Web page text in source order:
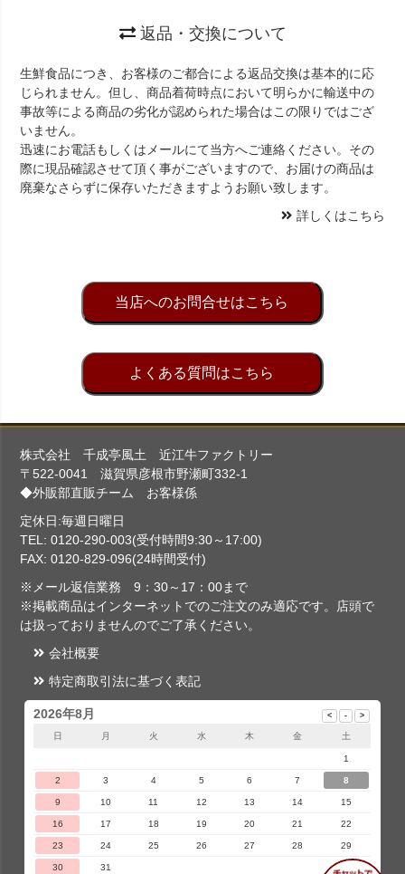
返品・交換について
生鮮食品につき、お客様のご都合による返品交換は基本的に応
じられません。但し、商品着荷時点において明らかに輸送中の
事故等による商品の劣化が認められた場合はこの限りではござ
いません。
迅速にお電話もしくはメールにて当方へご連絡ください。その
際に現品確認させて頂く事がございますので、お届けの商品は
廃棄なさらずに保存いただきますようお願い致します。
詳しくはこちら
当店へのお問合せはこちら
よくある質問はこちら
株式会社 千成亭風土 近江牛ファクトリー
〒522-0041 滋賀県彦根市野瀬町332-1
◆外販部直販チーム お客様係
定休日:毎週日曜日
TEL: 0120-290-003(受付時間9:30～17:00)
FAX: 0120-829-096(24時間受付)
※メール返信業務 9：30～17：00まで
※掲載商品はインターネットでのご注文のみ適応です。店頭で
は扱っておりませんのでご了承ください。
会社概要
特定商取引法に基づく表記
2026年8月
日 月 火 水 木 金 土
1
2 3 4 5 6 7 8
9 10 11 12 13 14 15
16 17 18 19 20 21 22
23 24 25 26 27 28 29
30 31